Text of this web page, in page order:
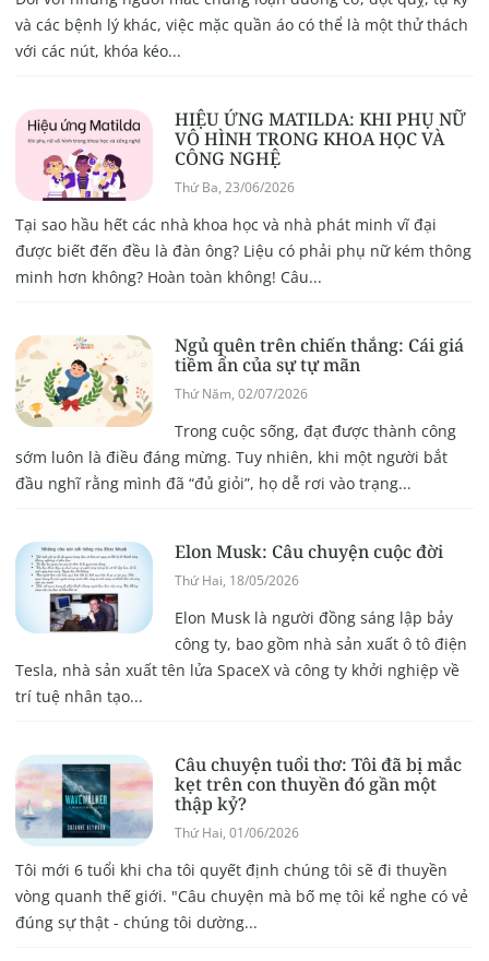
và các bệnh lý khác, việc mặc quần áo có thể là một thử thách
với các nút, khóa kéo...
HIỆU ỨNG MATILDA: KHI PHỤ NỮ
VÔ HÌNH TRONG KHOA HỌC VÀ
CÔNG NGHỆ
Thứ Ba, 23/06/2026
Tại sao hầu hết các nhà khoa học và nhà phát minh vĩ đại
được biết đến đều là đàn ông? Liệu có phải phụ nữ kém thông
minh hơn không? Hoàn toàn không! Câu...
Ngủ quên trên chiến thắng: Cái giá
tiềm ẩn của sự tự mãn
Thứ Năm, 02/07/2026
Trong cuộc sống, đạt được thành công
sớm luôn là điều đáng mừng. Tuy nhiên, khi một người bắt
đầu nghĩ rằng mình đã “đủ giỏi”, họ dễ rơi vào trạng...
Elon Musk: Câu chuyện cuộc đời
Thứ Hai, 18/05/2026
Elon Musk là người đồng sáng lập bảy
công ty, bao gồm nhà sản xuất ô tô điện
Tesla, nhà sản xuất tên lửa SpaceX và công ty khởi nghiệp về
trí tuệ nhân tạo...
Câu chuyện tuổi thơ: Tôi đã bị mắc
kẹt trên con thuyền đó gần một
thập kỷ?
Thứ Hai, 01/06/2026
Tôi mới 6 tuổi khi cha tôi quyết định chúng tôi sẽ đi thuyền
vòng quanh thế giới. "Câu chuyện mà bố mẹ tôi kể nghe có vẻ
đúng sự thật - chúng tôi dường...